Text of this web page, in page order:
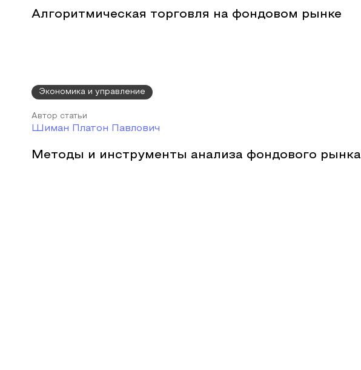
Алгоритмическая торговля на фондовом рынке
Экономика и управление
Автор статьи
Шиман Платон Павлович
Методы и инструменты анализа фондового рынка